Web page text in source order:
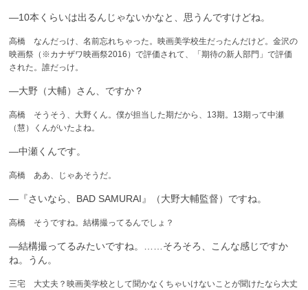
—10本くらいは出るんじゃないかなと、思うんですけどね。
高橋 なんだっけ、名前忘れちゃった。映画美学校生だったんだけど。金沢の
映画祭（※カナザワ映画祭2016）で評価されて、「期待の新人部門」で評価
された。誰だっけ。
—大野（大輔）さん、ですか？
高橋 そうそう、大野くん。僕が担当した期だから、13期。13期って中瀬
（慧）くんがいたよね。
—中瀬くんです。
高橋 ああ、じゃあそうだ。
—『さいなら、BAD SAMURAI』（大野大輔監督）ですね。
高橋 そうですね。結構撮ってるんでしょ？
—結構撮ってるみたいですね。……そろそろ、こんな感じですか
ね。うん。
三宅 大丈夫？映画美学校として聞かなくちゃいけないことが聞けたなら大丈